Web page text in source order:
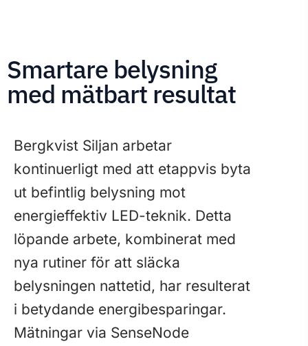
Smartare belysning
med mätbart resultat
Bergkvist Siljan arbetar
kontinuerligt med att etappvis byta
ut befintlig belysning mot
energieffektiv LED-teknik. Detta
löpande arbete, kombinerat med
nya rutiner för att släcka
belysningen nattetid, har resulterat
i betydande energibesparingar.
Mätningar via SenseNode